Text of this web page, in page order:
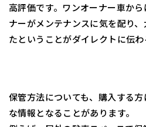
高評価です。ワンオーナー車か
ナーがメンテナンスに気を配り
たということがダイレクトに伝わ
保管方法についても、購入する
な情報となることがあります。